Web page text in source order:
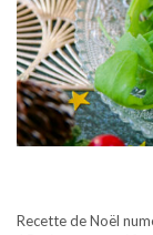
Recette de Noël